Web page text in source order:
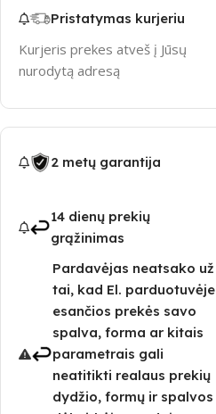
Pristatymas kurjeriu
Kurjeris prekes atveš į Jūsų
nurodytą adresą
2 metų garantija
14 dienų prekių
grąžinimas
Pardavėjas neatsako už
tai, kad El. parduotuvėje
esančios prekės savo
spalva, forma ar kitais
parametrais gali
neatitikti realaus prekių
dydžio, formų ir spalvos